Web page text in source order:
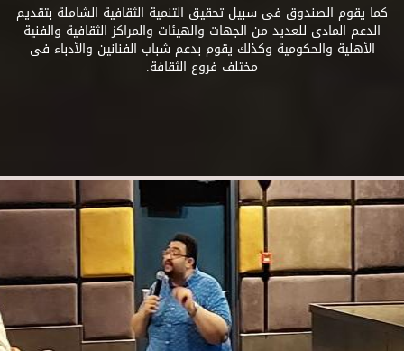
كما يقوم الصندوق فى سبيل تحقيق التنمية الثقافية الشاملة بتقديم
الدعم المادى للعديد من الجهات والهيئات والمراكز الثقافية والفنية
الأهلية والحكومية وكذلك يقوم بدعم شباب الفنانين والأدباء فى
مختلف فروع الثقافة.